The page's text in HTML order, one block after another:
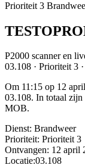
Prioriteit 3
P2000 scanner en
03.108 · Prioriteit 3
Om 11:15 op 12
03.108. In totaal zijn
MOB.
Dienst: Brandweer
Prioriteit: Prioriteit 3
Ontvangen: 12 april
Locatie:03.108